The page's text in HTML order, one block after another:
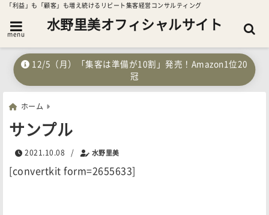
「利益」も「顧客」も増え続けるリピート集客経営コンサルティング
menu
水野里美オフィシャルサイト
12/5（月）「集客は準備が10割」発売！Amazon1位20
冠
ホーム
サンプル
2021.10.08 / 水野里美
[convertkit form=2655633]